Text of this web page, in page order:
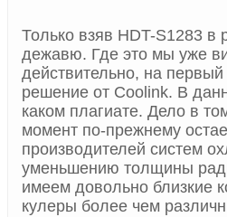
Только взяв HDT-S1283
дежавю. Где это мы уже
действительно, на
решение от Coolink. В
каком плагиате. Дело в
момент по-прежнему
производителей систем
уменьшению толщины
имеем довольно близкие
кулеры более чем